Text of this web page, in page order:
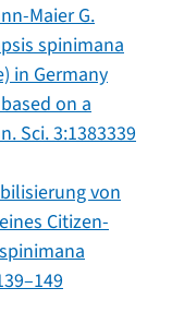
Maier G.
spinimana
in Germany
on a
Sci. 3:1383339
von
Citizen-